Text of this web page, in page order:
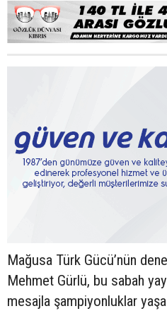
Mağusa Türk Gücü’nün
Mehmet Gürlü, bu sabah
mesajla şampiyonluklar